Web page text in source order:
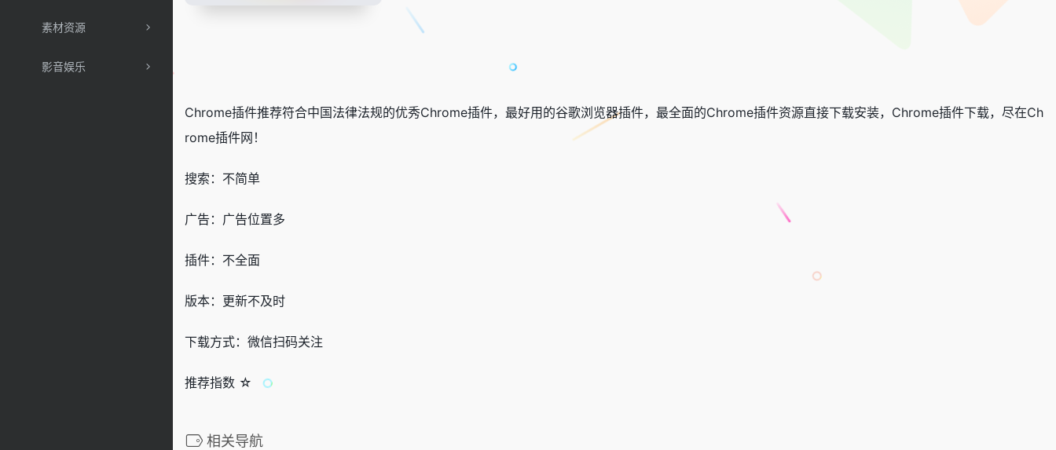
素材资源
影音娱乐
Chrome插件推荐符合中国法律法规的优秀Chrome插件，最好用的谷歌浏览器插件，最全面的Chrome插件资源直接下载安装，Chrome插件下载，尽在Ch
rome插件网！
搜索：不简单
广告：广告位置多
插件：不全面
版本：更新不及时
下载方式：微信扫码关注
推荐指数 ☆
相关导航